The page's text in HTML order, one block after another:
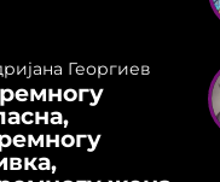
Георгиев